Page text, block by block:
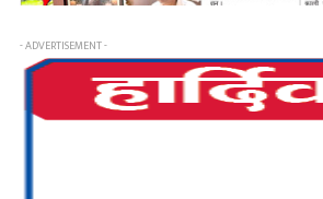
- ADVERTISEMENT -